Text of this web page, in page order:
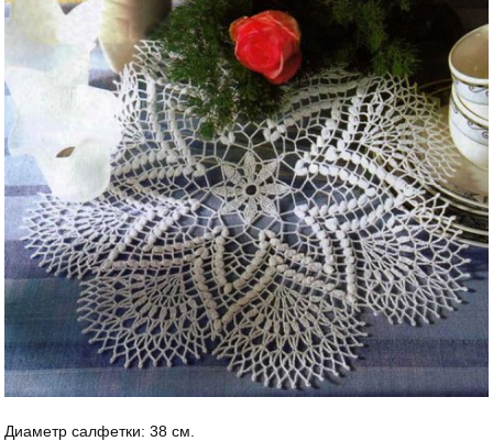
Диаметр салфетки: 38 см.